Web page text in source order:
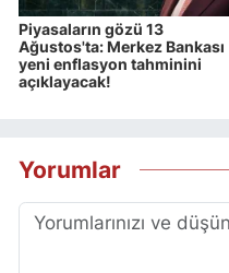
Piyasaların gözü 13
Ağustos'ta: Merkez Bankası
yeni enflasyon tahminini
açıklayacak!
Yorumlar